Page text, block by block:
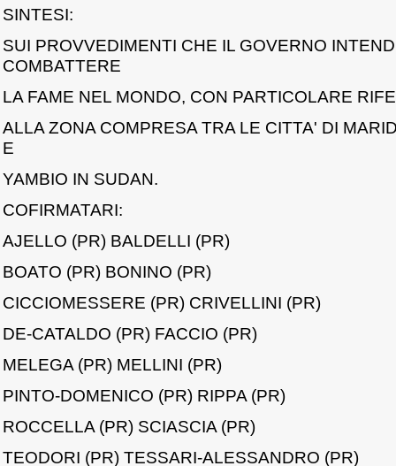
SINTESI:
SUI PROVVEDIMENTI CHE IL GOVERNO
COMBATTERE
LA FAME NEL MONDO, CON PARTICOLARE
ALLA ZONA COMPRESA TRA LE CITTA' DI
E
YAMBIO IN SUDAN.
COFIRMATARI:
AJELLO (PR) BALDELLI (PR)
BOATO (PR) BONINO (PR)
CICCIOMESSERE (PR) CRIVELLINI (PR)
DE-CATALDO (PR) FACCIO (PR)
MELEGA (PR) MELLINI (PR)
PINTO-DOMENICO (PR) RIPPA (PR)
ROCCELLA (PR) SCIASCIA (PR)
TEODORI (PR) TESSARI-ALESSANDRO (PR)